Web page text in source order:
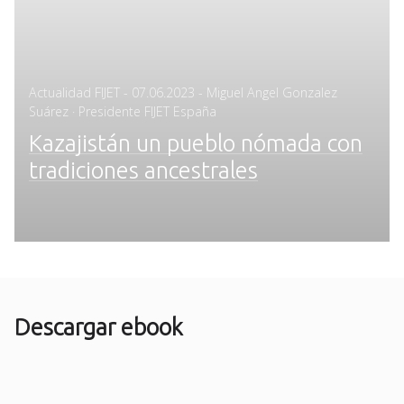
Actualidad FIJET - Posted
on
07.06.2023 - Miguel Angel Gonzalez
Suárez · Presidente FIJET España
Kazajistán un pueblo nómada con
tradiciones ancestrales
Descargar ebook